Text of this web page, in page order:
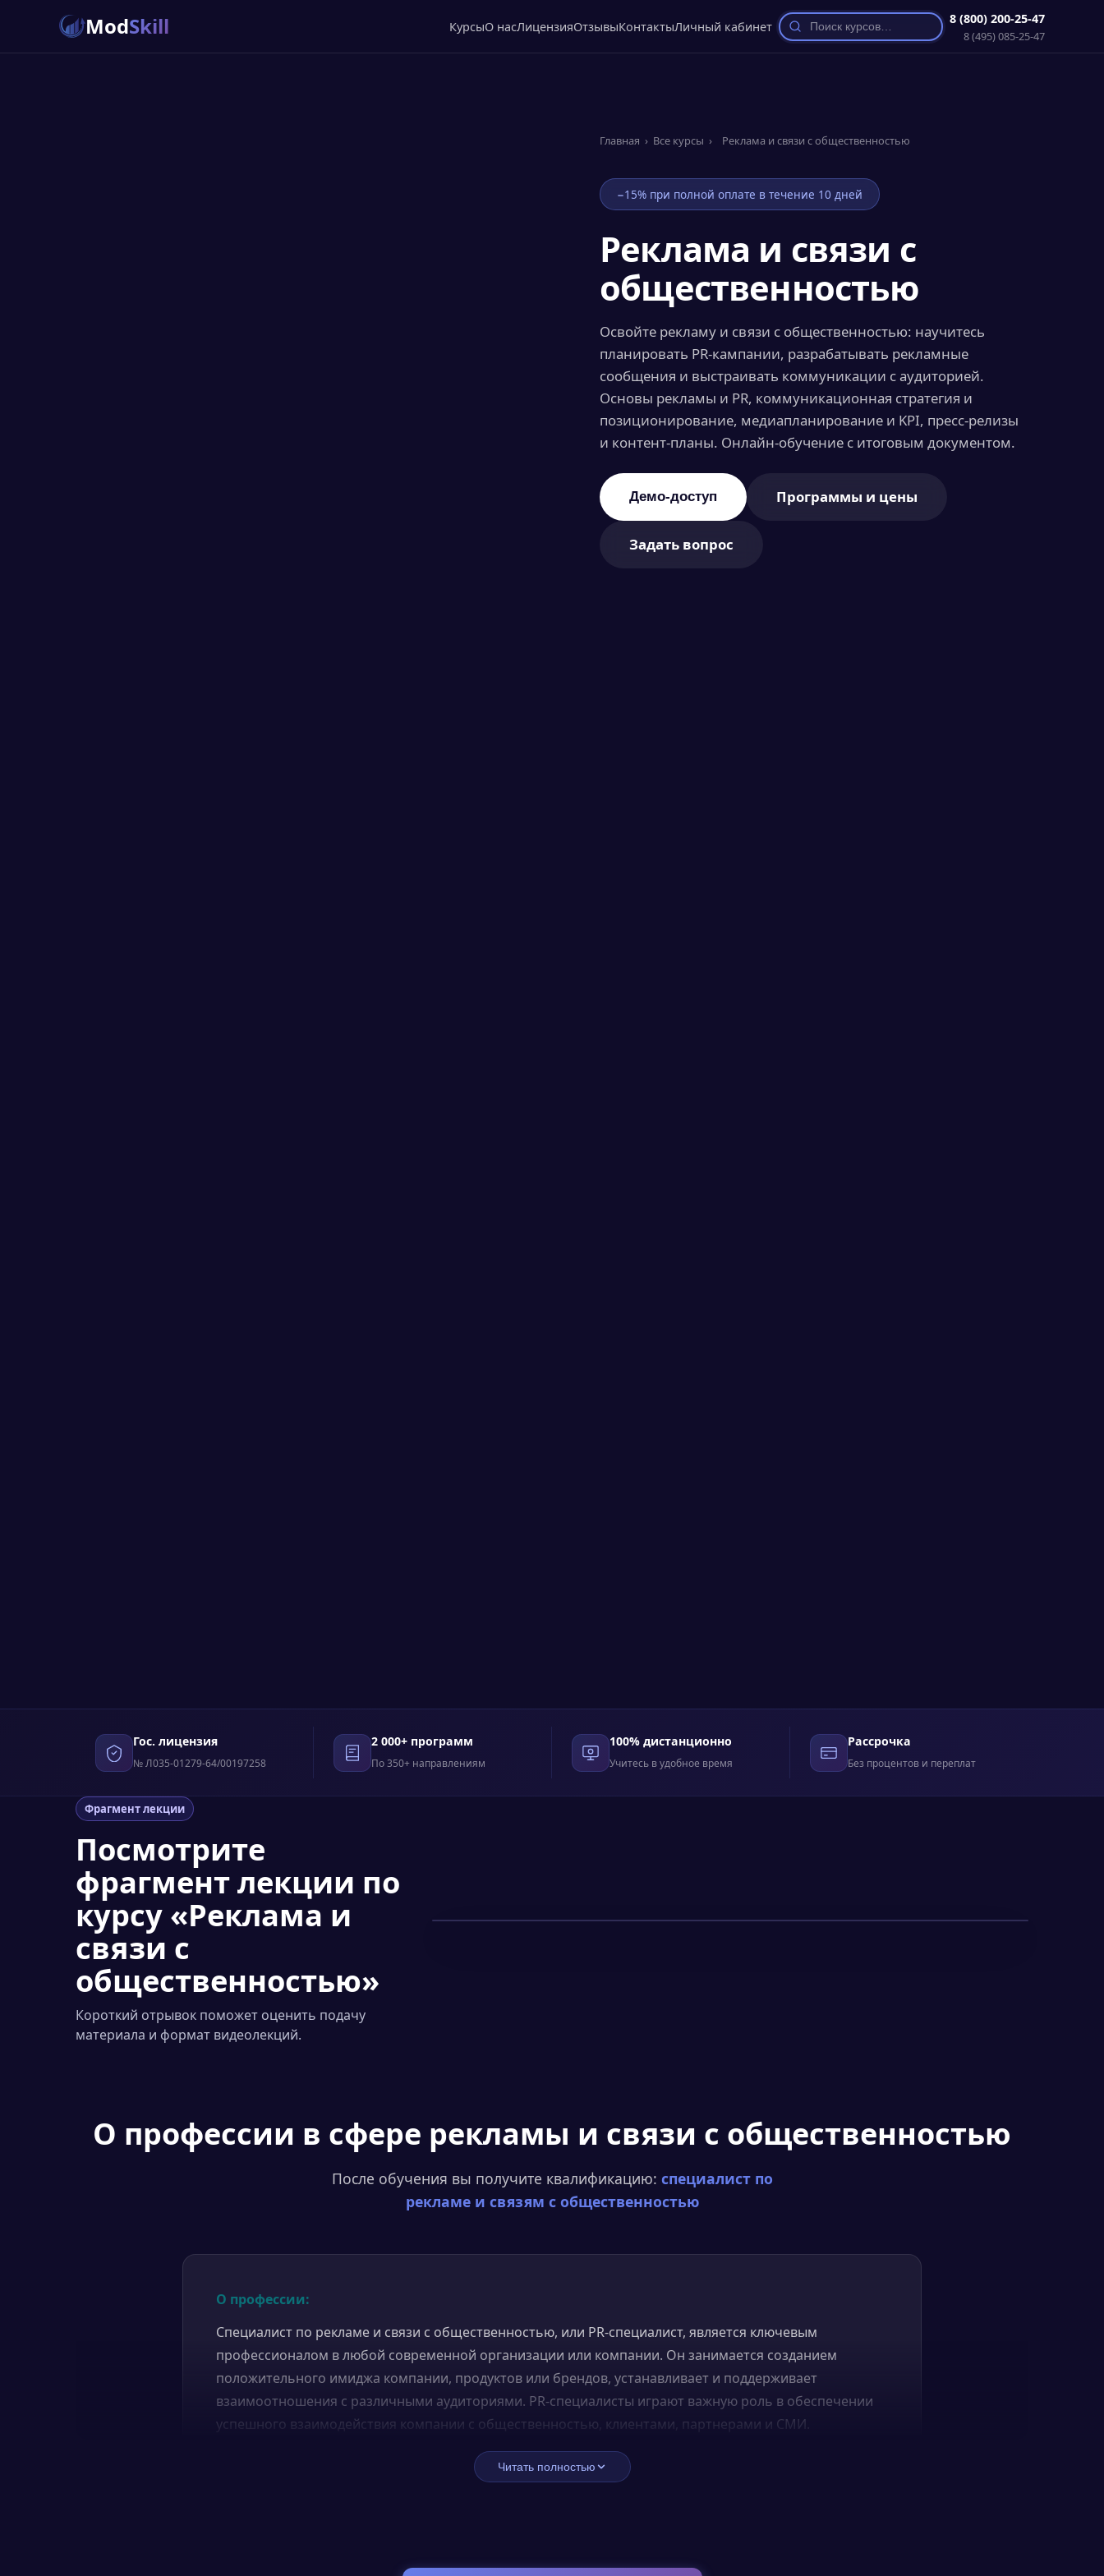
ModSkill КурсыО насЛицензияОтзывыКонтактыЛичный кабинет
8 (800) 200-25-47
8 (495) 085-25-47
Главная › Все курсы › Реклама и связи с общественностью
−15% при полной оплате в течение 10 дней
Реклама и связи с
общественностью
Освойте рекламу и связи с общественностью: научитесь
планировать PR‑кампании, разрабатывать рекламные
сообщения и выстраивать коммуникации с аудиторией.
Основы рекламы и PR, коммуникационная стратегия и
позиционирование, медиапланирование и KPI, пресс‑релизы
и контент‑планы. Онлайн-обучение с итоговым документом.
Демо-доступ Программы и цены
Задать вопрос
Гос. лицензия
№ Л035-01279-64/00197258
2 000+ программ
По 350+ направлениям
100% дистанционно
Учитесь в удобное время
Рассрочка
Без процентов и переплат
Фрагмент лекции
Посмотрите
фрагмент лекции по
курсу «Реклама и
связи с
общественностью»
Короткий отрывок поможет оценить подачу
материала и формат видеолекций.
О профессии в сфере рекламы и связи с общественностью
После обучения вы получите квалификацию: специалист по
рекламе и связям с общественностью
О профессии:
Специалист по рекламе и связи с общественностью, или PR-специалист, является ключевым
профессионалом в любой современной организации или компании. Он занимается созданием
положительного имиджа компании, продуктов или брендов, устанавливает и поддерживает
взаимоотношения с различными аудиториями. PR-специалисты играют важную роль в обеспечении
успешного взаимодействия компании с общественностью, клиентами, партнерами и СМИ.
Читать полностью